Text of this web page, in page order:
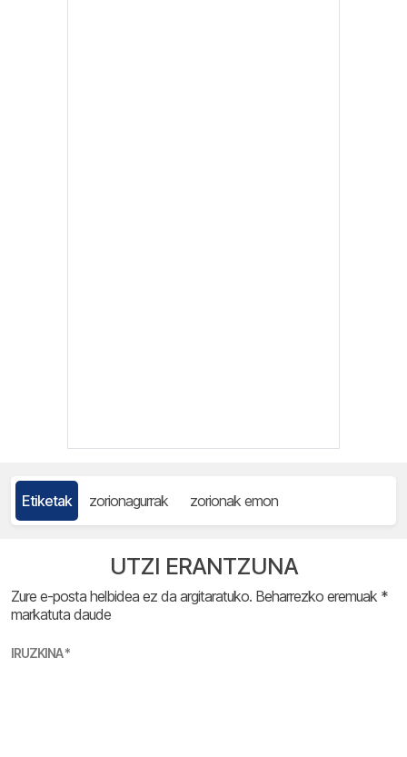
Etiketak zorionagurrak zorionak emon
UTZI ERANTZUNA
Zure e-posta helbidea ez da argitaratuko. Beharrezko eremuak *
markatuta daude
IRUZKINA*